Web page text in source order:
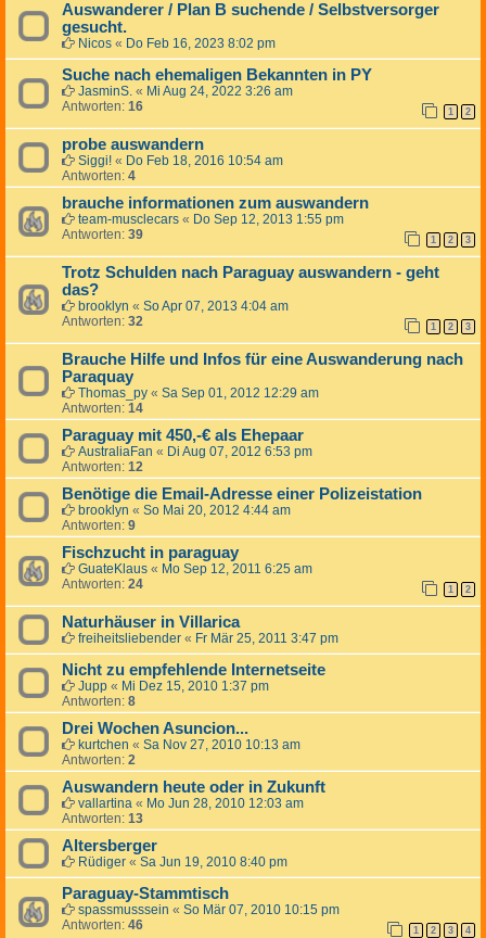
Auswanderer / Plan B suchende / Selbstversorger
gesucht.
Nicos « Do Feb 16, 2023 8:02 pm
Suche nach ehemaligen Bekannten in PY
JasminS. « Mi Aug 24, 2022 3:26 am
Antworten: 16 1 2
probe auswandern
Siggi! « Do Feb 18, 2016 10:54 am
Antworten: 4
brauche informationen zum auswandern
team-musclecars « Do Sep 12, 2013 1:55 pm
Antworten: 39 1 2 3
Trotz Schulden nach Paraguay auswandern - geht
das?
brooklyn « So Apr 07, 2013 4:04 am
Antworten: 32 1 2 3
Brauche Hilfe und Infos für eine Auswanderung nach
Paraquay
Thomas_py « Sa Sep 01, 2012 12:29 am
Antworten: 14
Paraguay mit 450,-€ als Ehepaar
AustraliaFan « Di Aug 07, 2012 6:53 pm
Antworten: 12
Benötige die Email-Adresse einer Polizeistation
brooklyn « So Mai 20, 2012 4:44 am
Antworten: 9
Fischzucht in paraguay
GuateKlaus « Mo Sep 12, 2011 6:25 am
Antworten: 24 1 2
Naturhäuser in Villarica
freiheitsliebender « Fr Mär 25, 2011 3:47 pm
Nicht zu empfehlende Internetseite
Jupp « Mi Dez 15, 2010 1:37 pm
Antworten: 8
Drei Wochen Asuncion...
kurtchen « Sa Nov 27, 2010 10:13 am
Antworten: 2
Auswandern heute oder in Zukunft
vallartina « Mo Jun 28, 2010 12:03 am
Antworten: 13
Altersberger
Rüdiger « Sa Jun 19, 2010 8:40 pm
Paraguay-Stammtisch
spassmusssein « So Mär 07, 2010 10:15 pm
Antworten: 46 1 2 3 4